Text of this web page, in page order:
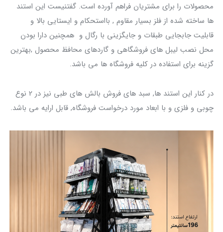
محصولات را برای مشتریان فراهم آورده است. گفتنیست این استند
ها ساخته شده از فلز بسیار مقاوم , بااستحکام و ایستایی بالا و
قابلیت جابجایی طبقات و جایگزینی با رگال و همچنین دارا بودن
محل نصب لیبل های فروشگاهی و گاردهای محافظ محصول ,بهترین
گزینه برای استفاده در کلیه فروشگاه ها می باشد.
در کنار این استند ها, سبد های فروش بالش های طبی نیز در 2 نوع
چوبی و فلزی و با ابعاد مورد درخواست فروشگاه, قابل ارایه می باشد.